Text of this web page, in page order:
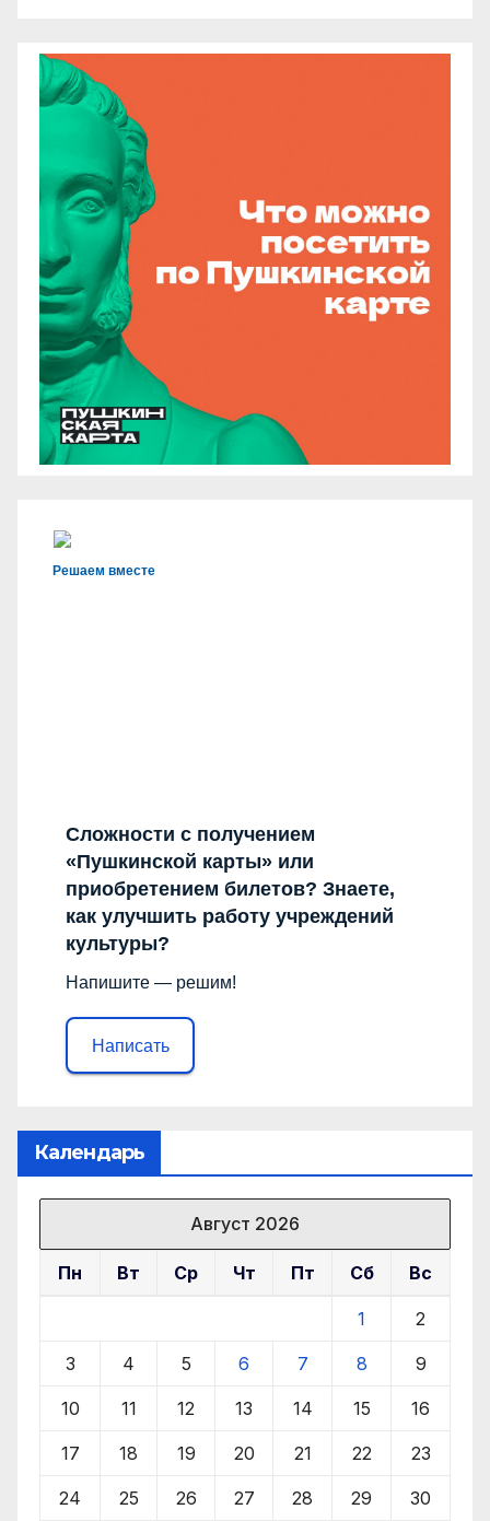
Решаем вместе
Сложности с получением
«Пушкинской карты» или
приобретением билетов? Знаете,
как улучшить работу учреждений
культуры?
Напишите — решим!
Написать
Календарь
Август 2026
Пн Вт Ср Чт Пт Сб Вс
1 2
3 4 5 6 7 8 9
10 11 12 13 14 15 16
17 18 19 20 21 22 23
24 25 26 27 28 29 30